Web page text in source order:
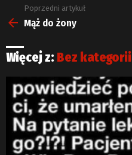
Zobacz
więcej
Poprzedni artykuł
Mąż do żony
Więcej z: Bez kategorii